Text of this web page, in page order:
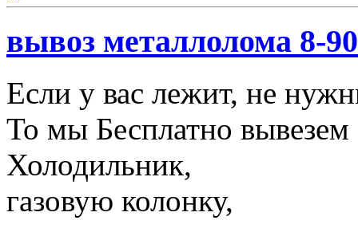
вывоз металлолома 8-
Если у вас лежит, не
То мы Бесплатно
Холодильник,
газовую колонку,